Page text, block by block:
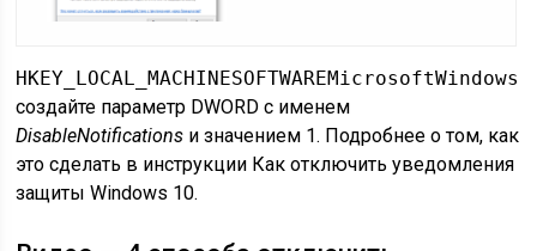
создайте параметр DWORD с именем
DisableNotifications и значением 1. Подробнее о том, как
это сделать в инструкции Как отключить уведомления
защиты Windows 10.